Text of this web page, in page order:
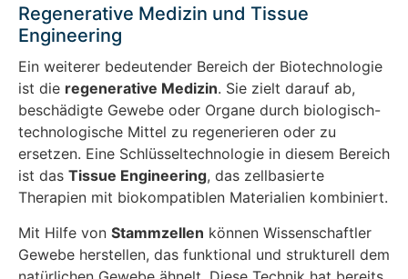
Regenerative Medizin und Tissue
Engineering
Ein weiterer bedeutender Bereich der Biotechnologie
ist die regenerative Medizin. Sie zielt darauf ab,
beschädigte Gewebe oder Organe durch biologisch-
technologische Mittel zu regenerieren oder zu
ersetzen. Eine Schlüsseltechnologie in diesem Bereich
ist das Tissue Engineering, das zellbasierte
Therapien mit biokompatiblen Materialien kombiniert.
Mit Hilfe von Stammzellen können Wissenschaftler
Gewebe herstellen, das funktional und strukturell dem